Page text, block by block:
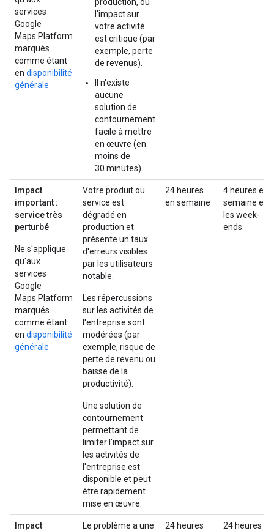
services
Google
Maps Platform
marqués
comme étant
en disponibilité
générale
l'impact sur
votre activité
est critique (par
exemple, perte
de revenus).
Il n'existe
aucune
solution de
contournement
facile à mettre
en œuvre (en
moins de
30 minutes).
Impact
important :
service très
perturbé
Ne s'applique
qu'aux
services
Google
Maps Platform
marqués
comme étant
en disponibilité
générale
Votre produit ou
service est
dégradé en
production et
présente un taux
d'erreurs visibles
par les utilisateurs
notable.
Les répercussions
sur les activités de
l'entreprise sont
modérées (par
exemple, risque de
perte de revenu ou
baisse de la
productivité).
Une solution de
contournement
permettant de
limiter l'impact sur
les activités de
l'entreprise est
disponible et peut
être rapidement
mise en œuvre.
24 heures
en semaine
4 heures en
semaine et
les week-
ends
Impact
Le problème a une
24 heures
24 heures